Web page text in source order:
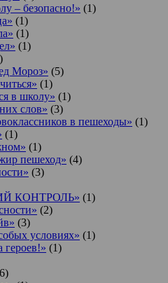
– безопасно!» (1)
(1)
(1)
(1)
Мороз» (5)
(1)
в школу» (1)
слов» (3)
в пешеходы» (1)
(1)
(1)
пешеход» (4)
(3)
КОНТРОЛЬ» (1)
(2)
(3)
условиях» (1)
героев!» (1)